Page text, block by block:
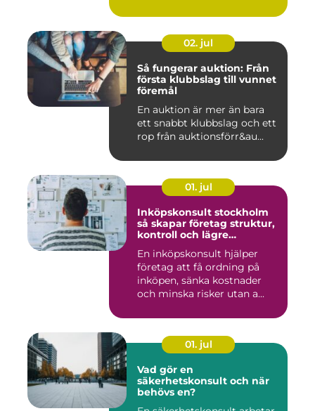
02. jul
Så fungerar auktion: Från
första klubbslag till vunnet
föremål
En auktion är mer än bara
ett snabbt klubbslag och ett
rop från auktionsförr&au...
01. jul
Inköpskonsult stockholm
så skapar företag struktur,
kontroll och lägre
En inköpskonsult hjälper
företag att få ordning på
inköpen, sänka kostnader
och minska risker utan a...
01. jul
Vad gör en
säkerhetskonsult och när
behövs en?